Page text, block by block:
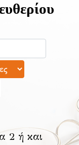
2 ή και